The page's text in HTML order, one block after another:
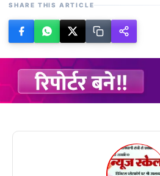
SHARE THIS ARTICLE